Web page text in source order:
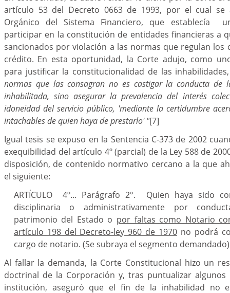
artículo 53 del Decreto 0663 de 1993, por el cual se
Orgánico del Sistema Financiero, que establecía
participar en la constitución de entidades financieras a
sancionados por violación a las normas que regulan los
crédito. En esta oportunidad, la Corte adujo, como
para justificar la constitucionalidad de las
normas que las consagran no es castigar la conducta de
inhabilitada, sino asegurar la prevalencia del interés
idoneidad del servicio público, 'mediante la certidumbre
intachables de quien haya de prestarlo' "[7]
Igual tesis se expuso en la Sentencia C-373 de 2002
exequibilidad del artículo 4º (parcial) de la Ley 588 de
disposición, de contenido normativo cercano a la que
el siguiente:
ARTÍCULO 4º... Parágrafo 2°. Quien haya sido
disciplinaria o administrativamente por
patrimonio del Estado o por faltas como Notario
artículo 198 del Decreto-ley 960 de 1970no podrá
cargo de notario. (Se subraya el segmento demandado)
Al fallar la demanda, la Corte Constitucional hizo un
doctrinal de la Corporación y, tras puntualizar algunos
institución, aseguró que el fin de la inhabilidad no